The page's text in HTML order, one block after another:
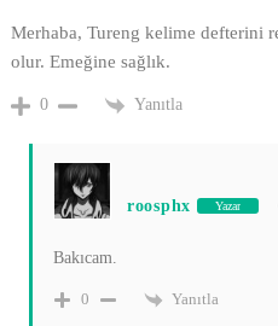
Merhaba, Tureng kelime defterini
olur. Emeğine sağlık.
0 Yanıtla
roosphx Yazar
Bakıcam.
0 Yanıtla